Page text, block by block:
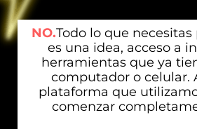
NO.Todo lo que
es una idea, acceso a
herramientas que ya
computador o celular.
plataforma que
comenzar